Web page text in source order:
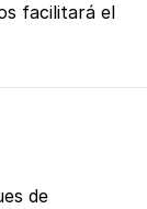
facilitará el
de